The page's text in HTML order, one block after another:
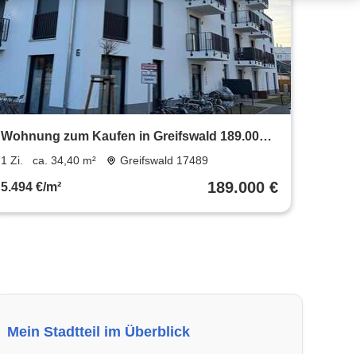
Wohnung zum Kaufen in Greifswald 189.000 €
34.4 m²
1 Zi. ca. 34,40 m² Greifswald 17489
5.494 €/m² 189.000 €
Mein Stadtteil im Überblick